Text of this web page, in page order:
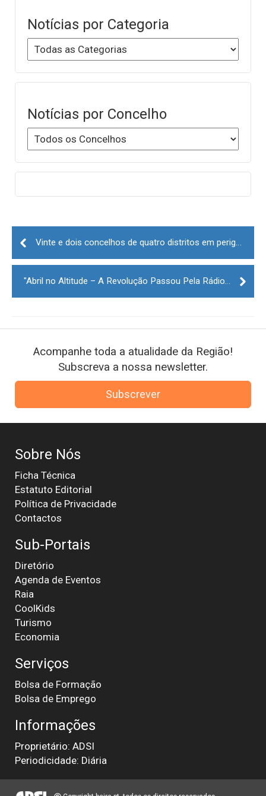
Notícias por Categoria
Notícias por Concelho
Post
navigation
Vinte e dois concelhos de quatro distritos em perigo máximo de incêndio
"Abril no Altitude – A Revolução Passou Pela Rádio" no TMG
Acompanhe toda a atualidade da Região!
Subscreva a nossa newsletter.
Subscrever
Sobre Nós
Ficha Técnica
Estatuto Editorial
Política de Privacidade
Contactos
Sub-Portais
Diretório
Agenda de Eventos
Raia
CoolKids
Turismo
Economia
Serviços
Bolsa de Formação
Bolsa de Emprego
Informações
Proprietário: ADSI
Periodicidade: Diária